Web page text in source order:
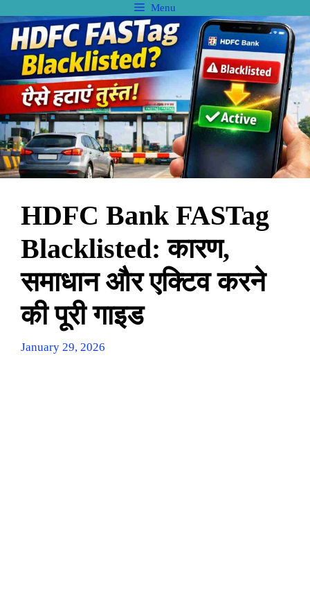
to
content
Menu
HDFC Bank FASTag
Blacklisted: कारण,
समाधान और एक्टिव करने
की पूरी गाइड
January 29, 2026